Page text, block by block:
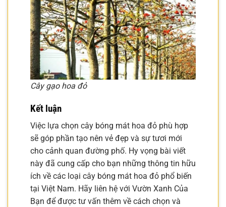
Cây gạo hoa đỏ
Kết luận
Việc lựa chọn cây bóng mát hoa đỏ phù hợp
sẽ góp phần tạo nên vẻ đẹp và sự tươi mới
cho cảnh quan đường phố. Hy vọng bài viết
này đã cung cấp cho bạn những thông tin hữu
ích về các loại cây bóng mát hoa đỏ phổ biến
tại Việt Nam. Hãy liên hệ với Vườn Xanh Của
Bạn để được tư vấn thêm về cách chọn và